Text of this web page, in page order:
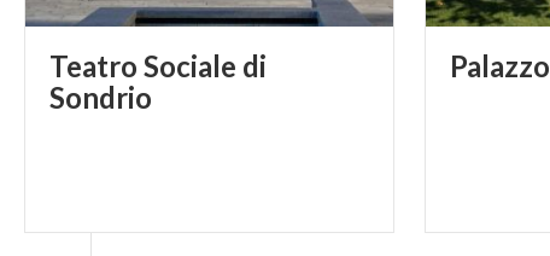
Teatro Sociale di
Sondrio
Palazzo